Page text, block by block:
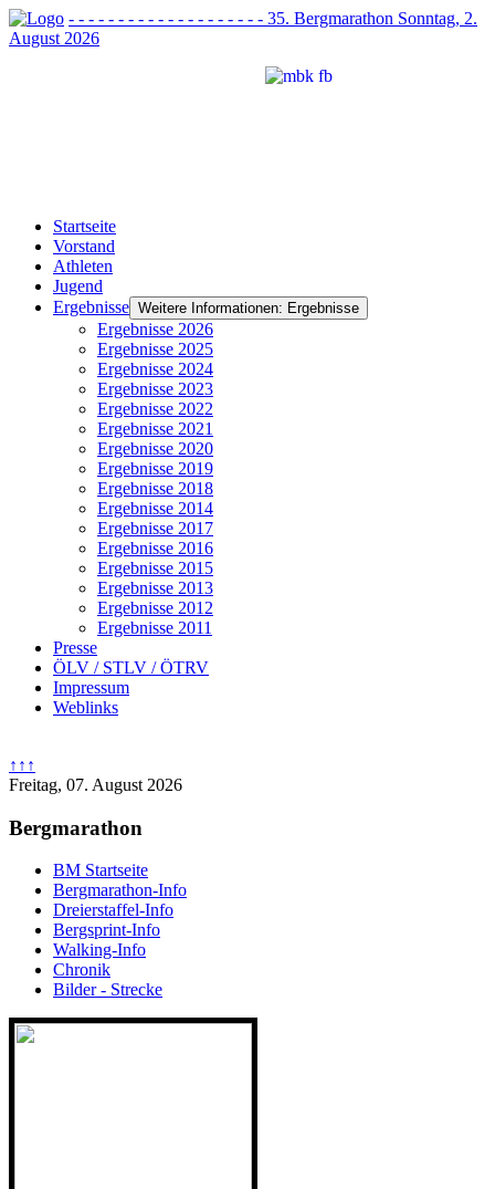
- - - - - - - - - - - - - - - - - - - - 35. Bergmarathon Sonntag, 2.
August 2026
Startseite
Vorstand
Athleten
Jugend
Ergebnisse Weitere Informationen: Ergebnisse
Ergebnisse 2026
Ergebnisse 2025
Ergebnisse 2024
Ergebnisse 2023
Ergebnisse 2022
Ergebnisse 2021
Ergebnisse 2020
Ergebnisse 2019
Ergebnisse 2018
Ergebnisse 2014
Ergebnisse 2017
Ergebnisse 2016
Ergebnisse 2015
Ergebnisse 2013
Ergebnisse 2012
Ergebnisse 2011
Presse
ÖLV / STLV / ÖTRV
Impressum
Weblinks
↑↑↑
Freitag, 07. August 2026
Bergmarathon
BM Startseite
Bergmarathon-Info
Dreierstaffel-Info
Bergsprint-Info
Walking-Info
Chronik
Bilder - Strecke